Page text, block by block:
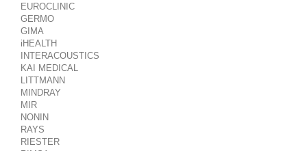
EUROCLINIC
GERMO
GIMA
iHEALTH
INTERACOUSTICS
KAI MEDICAL
LITTMANN
MINDRAY
MIR
NONIN
RAYS
RIESTER